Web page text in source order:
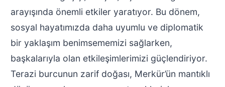
arayışında önemli etkiler yaratıyor. Bu dönem,
sosyal hayatımızda daha uyumlu ve diplomatik
bir yaklaşım benimsememizi sağlarken,
başkalarıyla olan etkileşimlerimizi güçlendiriyor.
Terazi burcunun zarif doğası, Merkür’ün mantıklı